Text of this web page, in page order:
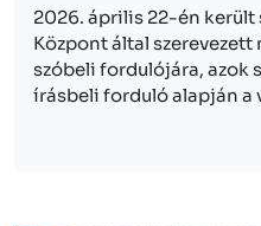
2026. április 22-én
Központ által
szóbeli fordulójára, azok
írásbeli forduló alapján a